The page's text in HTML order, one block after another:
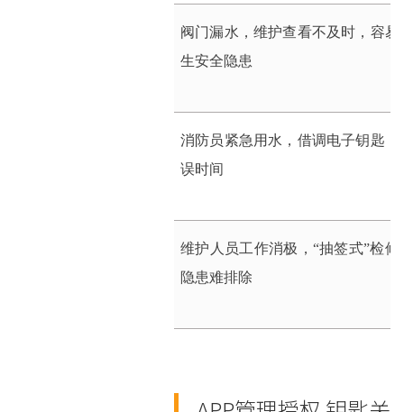
阀门漏水，维护查看不及时，容易
生安全隐患
消防员紧急用水，借调电子钥匙，
误时间
维护人员工作消极，“抽签式”检修
隐患难排除